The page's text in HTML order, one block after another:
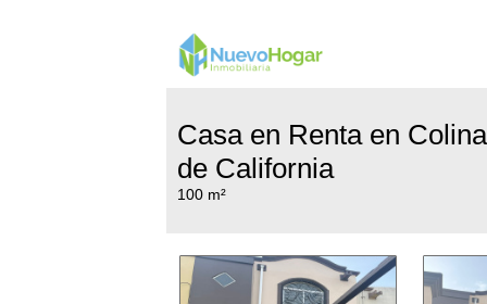
Casa en Renta en
de California
100 m²